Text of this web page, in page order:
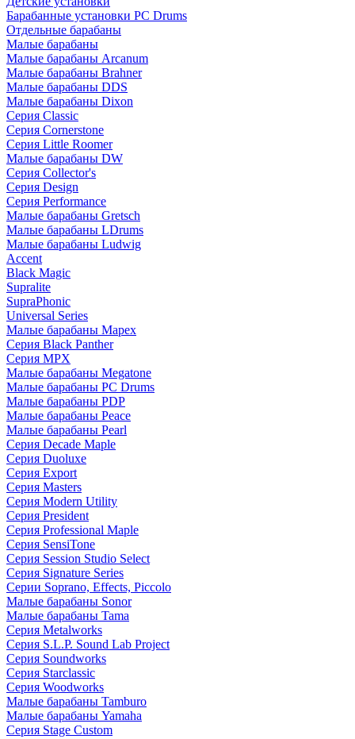
Барабанные установки PC Drums
Отдельные барабаны
Малые барабаны
Малые барабаны Arcanum
Малые барабаны Brahner
Малые барабаны DDS
Малые барабаны Dixon
Серия Classic
Серия Cornerstone
Серия Little Roomer
Малые барабаны DW
Серия Collector's
Серия Design
Серия Performance
Малые барабаны Gretsch
Малые барабаны LDrums
Малые барабаны Ludwig
Accent
Black Magic
Supralite
SupraPhonic
Universal Series
Малые барабаны Mapex
Серия Black Panther
Серия MPX
Малые барабаны Megatone
Малые барабаны PC Drums
Малые барабаны PDP
Малые барабаны Peace
Малые барабаны Pearl
Серия Decade Maple
Серия Duoluxe
Серия Export
Серия Masters
Серия Modern Utility
Серия President
Серия Professional Maple
Серия SensiTone
Серия Session Studio Select
Серия Signature Series
Серии Soprano, Effects, Piccolo
Малые барабаны Sonor
Малые барабаны Tama
Серия Metalworks
Серия S.L.P. Sound Lab Project
Серия Soundworks
Серия Starclassic
Серия Woodworks
Малые барабаны Tamburo
Малые барабаны Yamaha
Серия Stage Custom